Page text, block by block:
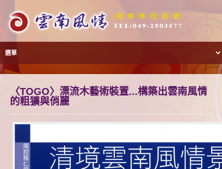
〈TOGO〉漂流木藝術裝置...構築出雲南風情
的粗獷與俏麗